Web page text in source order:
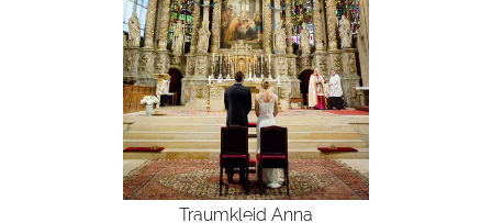
Traumkleid Anna